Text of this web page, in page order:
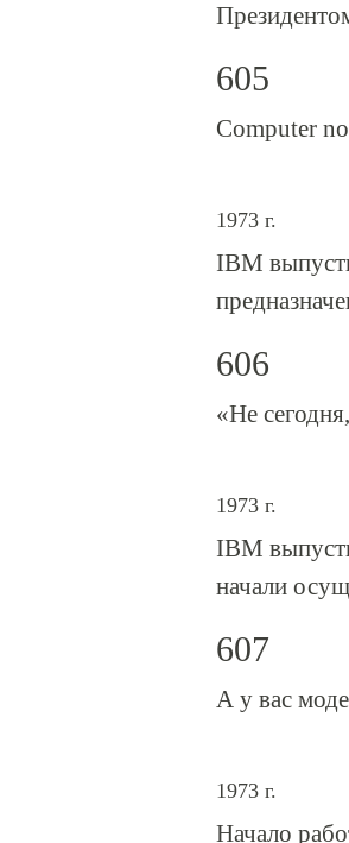
605
Computer
1973 г.
IBM
606
«Не
1973 г.
IBM
начали
607
А у вас
1973 г.
Начало